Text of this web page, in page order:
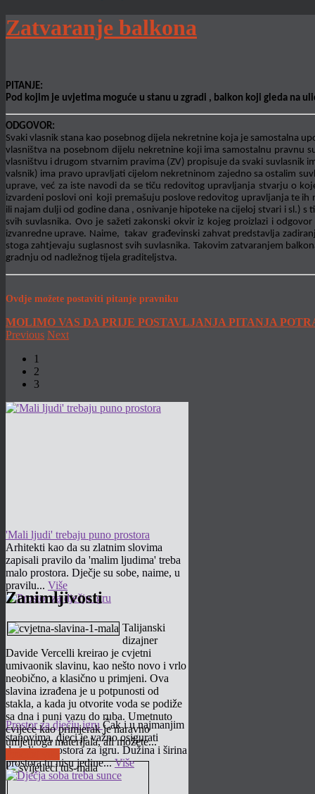
Zatvaranje balkona
PITANJE:
Pod kojim je uvjetima moguće u stanu u zgradi , balkon koji gleda na
ODGOVOR:
Svaki vlasnik stana kao posebnog dijela nekretnine koja je samostalna
vlasništva na posebnom dijelu nekretnine koji ima samostalnu pravnu
vlasništvu i drugom stvarnim pravima (ZV) propisuje da svaki suvlasnik
valsnik) ima pravo upravljati cijelom nekretninom zajedno sa ostalim
uprave, već za iste navodi da se tiču redovitog upravljanja stvarju o
izvardeni poslovi oni koji premašuju poslove redovitog upravljanja te
ili najam dulji od godine dana , osnivanje hipoteke na cijeloj stvari i sl.)
svih suvlasnika. Ovo je sažeti zakonski okvir iz kojeg proizlazi i
izvanredne uprave. Naime, takav građevinski zahvat predstavlja
stoga zahtjevaju suglasnost svih suvlasnika. Takovim zatvaranjem
gradnju od nadležnog tijela graditeljstva.
Ovdje možete postaviti pitanje pravniku
MOLIMO VAS DA PRIJE POSTAVLJANJA PITANJA
Previous Next
1
2
3
'Mali ljudi' trebaju puno prostora
Arhitekti kao da su zlatnim slovima
zapisali pravilo da 'malim ljudima' treba
malo prostora. Dječje su sobe, naime, u
pravilu... Više
Prostor za dječju igruČak i u najmanjim
stanovima, djeci je važno osigurati
dovoljno prostora za igru. Dužina i širina
prostora tu nisu jedine...Više
Zanimljivosti
Talijanski
dizajner
Davide Vercelli kreirao je cvjetni
umivaonik slavinu, kao nešto novo i vrlo
neobično, a klasično u primjeni. Ova
slavina izrađena je u potpunosti od
stakla, a kada ju otvorite voda se podiže
sa dna i puni vazu do ruba. Umetnuto
cvijeće kao primjerak je naravno
umjetnoga materijala, ali možete...